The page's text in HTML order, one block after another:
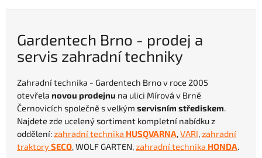
5
Gardentech Brno - prodej a
servis zahradní techniky
Zahradní technika - Gardentech Brno v roce 2005
otevřela novou prodejnu na ulici Mírová v Brně
Černovicích společně s velkým servisním střediskem.
Najdete zde ucelený sortiment kompletní nabídku z
oddělení:zahradní technika HUSQVARNA,VARI,zahradní
traktorySECO, WOLF GARTEN,zahradní technika HONDA.